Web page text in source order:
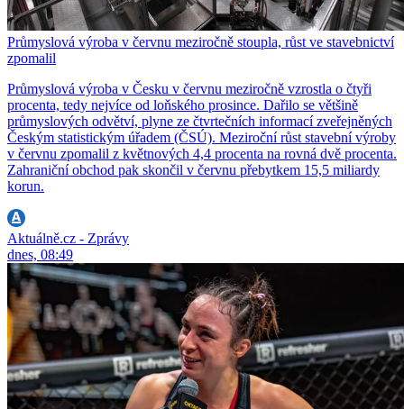
Průmyslová výroba v červnu meziročně stoupla, růst ve stavebnictví
zpomalil
Průmyslová výroba v Česku v červnu meziročně vzrostla o čtyři
procenta, tedy nejvíce od loňského prosince. Dařilo se většině
průmyslových odvětví, plyne ze čtvrtečních informací zveřejněných
Českým statistickým úřadem (ČSÚ). Meziroční růst stavební výroby
v červnu zpomalil z květnových 4,4 procenta na rovná dvě procenta.
Zahraniční obchod pak skončil v červnu přebytkem 15,5 miliardy
korun.
Aktuálně.cz - Zprávy
dnes, 08:49